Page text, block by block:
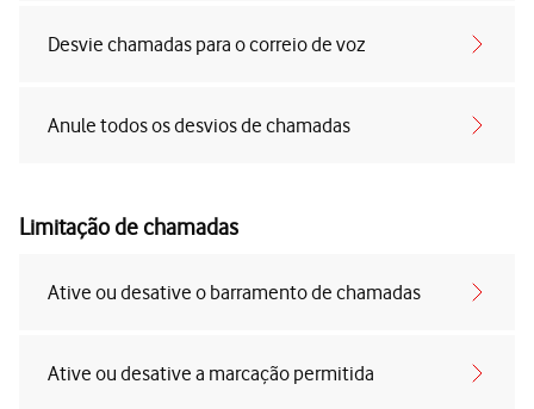
Desvie chamadas para o correio de voz
Anule todos os desvios de chamadas
Limitação de chamadas
Ative ou desative o barramento de chamadas
Ative ou desative a marcação permitida